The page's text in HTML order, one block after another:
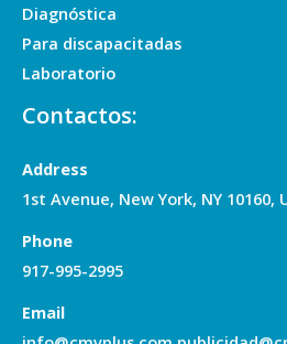
Diagnóstica
Para discapacitadas
Laboratorio
Contactos:
Address
1st Avenue, New York, NY 10160,
Phone
917-995-2995
Email